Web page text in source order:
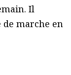
Il
marche en